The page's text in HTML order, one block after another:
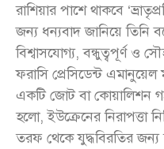
রাশিয়ার পাশে থাকবে
জন্য ধন্যবাদ জানিয়ে
বিশ্বাসযোগ্য, বন্ধুত্বপূর্ণ ও
ফরাসি প্রেসিডেন্ট
একটি জোট বা কোয়ালিশন
হলো, ইউক্রেনের নিরাপত্তা
তরফ থেকে যুদ্ধবিরতির জন্য